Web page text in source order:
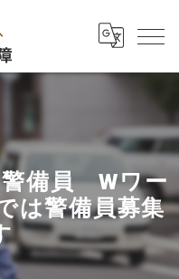
備員 Wワー
は警備員募集